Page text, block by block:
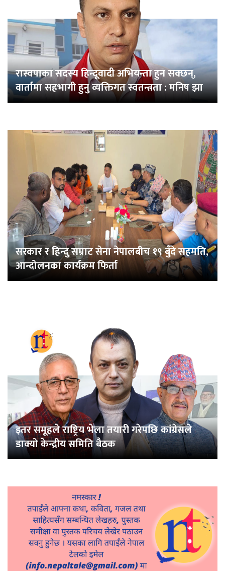
रास्वपाका सदस्य हिन्दूवादी अभियन्ता हुन सक्छन्,
वार्तामा सहभागी हुनु व्यक्तिगत स्वतन्त्रता : मनिष झा
सरकार र हिन्दु सम्राट सेना नेपालबीच १९ बुँदे सहमति,
आन्दोलनका कार्यक्रम फिर्ता
इतर समूहले राष्ट्रिय भेला तयारी गरेपछि कांग्रेसले
डाक्यो केन्द्रीय समिति बैठक